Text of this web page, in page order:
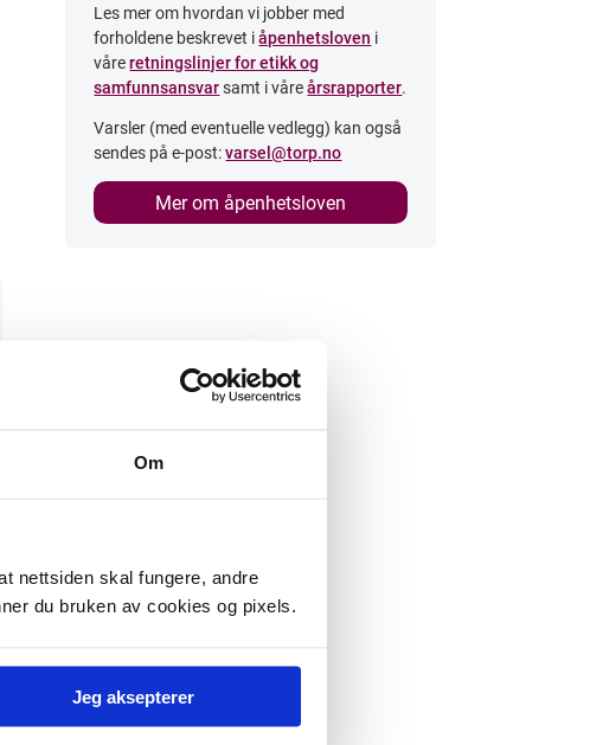
Om
nettsiden skal fungere, andre
du bruken av cookies og pixels.
Jeg aksepterer
Les mer om hvordan vi jobber med
forholdene beskrevet iåpenhetsloven i
våreretningslinjer for etikk og
samfunnsansvarsamt i våreårsrapporter.
Varsler (med eventuelle vedlegg) kan også
sendes på e-post:varsel@torp.no
Mer om åpenhetsloven